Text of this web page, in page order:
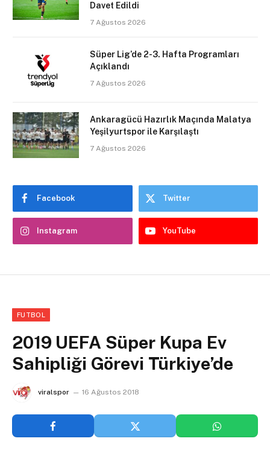
Davet Edildi
7 Ağustos 2026
Süper Lig’de 2-3. Hafta Programları
Açıklandı
7 Ağustos 2026
Ankaragücü Hazırlık Maçında Malatya
Yeşilyurtspor ile Karşılaştı
7 Ağustos 2026
Facebook Twitter
Instagram YouTube
FUTBOL
2019 UEFA Süper Kupa Ev
Sahipliği Görevi Türkiye’de
viralspor 16 Ağustos 2018